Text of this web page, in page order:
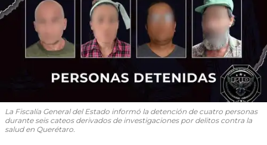
La Fiscalía General del Estado informó la detención de cuatro personas
durante seis cateos derivados de investigaciones por delitos contra la
salud en Querétaro.